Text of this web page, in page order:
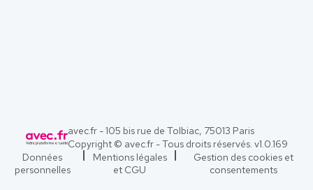
avec.fr - 105 bis rue de Tolbiac, 75013 Paris
Copyright © avec.fr - Tous droits réservés. v1.0.169
Données
personnelles
Mentions légales
et CGU
Gestion des cookies et
consentements